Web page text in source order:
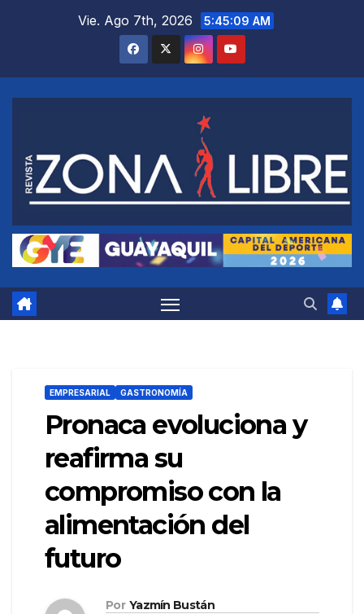
Vie. Ago 7th, 2026 5:45:10 AM
EMPRESARIAL GASTRONOMÍA
Pronaca evoluciona y
reafirma su
compromiso con la
alimentación del
futuro
Por Yazmín Bustán